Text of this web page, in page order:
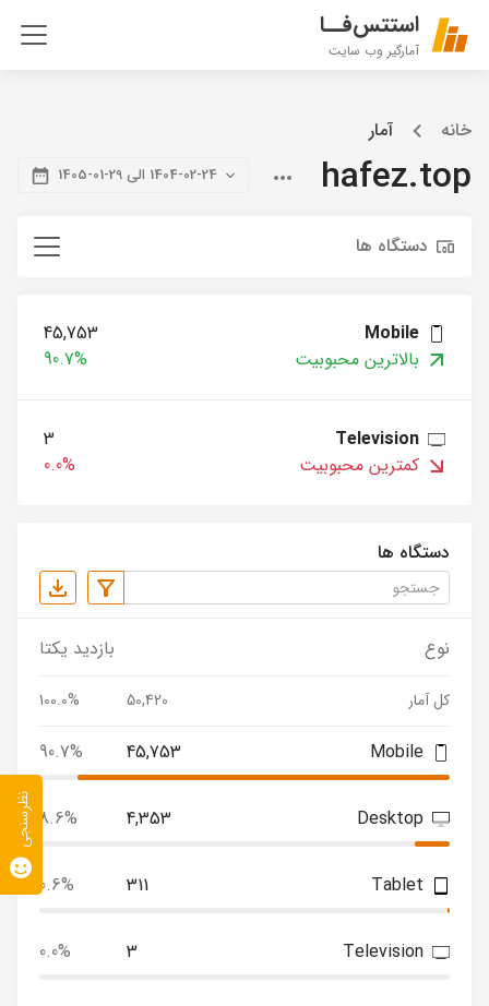
استتس‌فــا
آمارگیر وب سایت
خانه آمار
hafez.top 1404-02-24 الی 29-01-1405
دستگاه ها
Mobile
45,753
بالاترین محبوبیت
90.7%
Television
3
کمترین محبوبیت
0.0%
دستگاه ها
نوع بازدید یکتا
کل آمار 50,420
100.0%
Mobile
45,753
90.7%
Desktop
4,353
8.6%
Tablet
311
0.6%
Television
3
0.0%
نظرسنجی